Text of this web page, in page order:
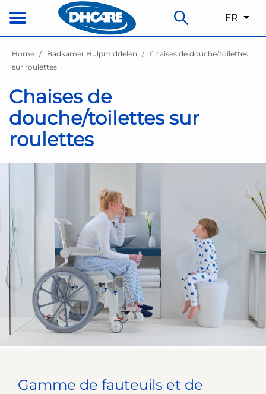
FR
Home Badkamer Hulpmiddelen
Chaises de douche/toilettes
sur roulettes
Chaises de
douche/toilettes sur
roulettes
Gamme de fauteuils et de